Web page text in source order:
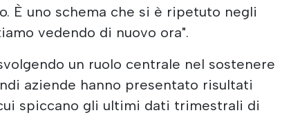
È uno schema che si è ripetuto negli
vedendo di nuovo ora".
un ruolo centrale nel sostenere
aziende hanno presentato risultati
spiccano gli ultimi dati trimestrali di